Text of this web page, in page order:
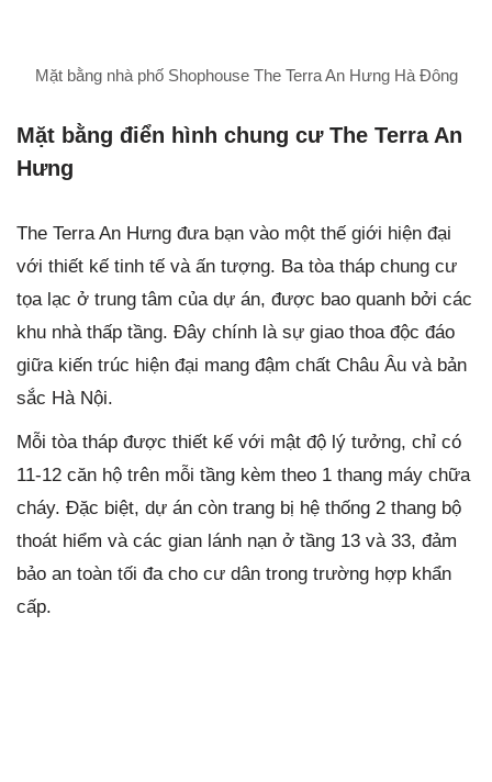
Mặt bằng nhà phố Shophouse The Terra An Hưng Hà Đông
Mặt bằng điển hình chung cư The Terra An
Hưng
The Terra An Hưng đưa bạn vào một thế giới hiện đại
với thiết kế tinh tế và ấn tượng. Ba tòa tháp chung cư
tọa lạc ở trung tâm của dự án, được bao quanh bởi các
khu nhà thấp tầng. Đây chính là sự giao thoa độc đáo
giữa kiến trúc hiện đại mang đậm chất Châu Âu và bản
sắc Hà Nội.
Mỗi tòa tháp được thiết kế với mật độ lý tưởng, chỉ có
11-12 căn hộ trên mỗi tầng kèm theo 1 thang máy chữa
cháy. Đặc biệt, dự án còn trang bị hệ thống 2 thang bộ
thoát hiểm và các gian lánh nạn ở tầng 13 và 33, đảm
bảo an toàn tối đa cho cư dân trong trường hợp khẩn
cấp.